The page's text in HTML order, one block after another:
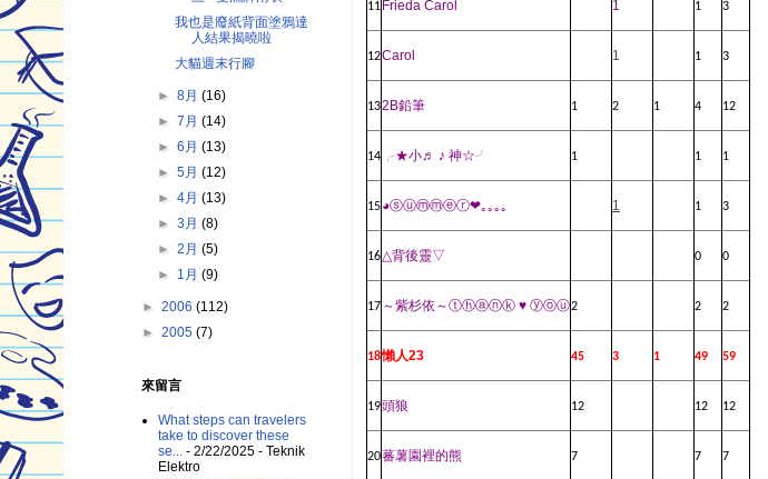
11 Frieda Carol 1 1 3
12Carol 1 1 3
132B鉛筆 1 2 1 4 12
14 ╭★小♬ ♪ 神☆╯ 1 1 1
15◕ⓢⓤⓜⓜⓔⓡ❤｡｡｡｡ 1 1 3
16△背後靈▽ 0 0
17 ～紫杉依～ⓣⓗⓐⓝⓚ ♥ ⓨⓞⓤ2 2 2
18懶人23 45 3 1 49 59
19頭狼 12 12 12
20蕃薯園裡的熊 7 7 7
我也是廢紙背面塗鴉達
人結果揭曉啦
大貓週末行腳
►8月(16)
►7月(14)
►6月(13)
►5月(12)
►4月(13)
►3月(8)
►2月(5)
► 1月(9)
► 2006 (112)
► 2005 (7)
來留言
What steps can travelers
take to discover these
se... - 2/22/2025 - Teknik
Elektro